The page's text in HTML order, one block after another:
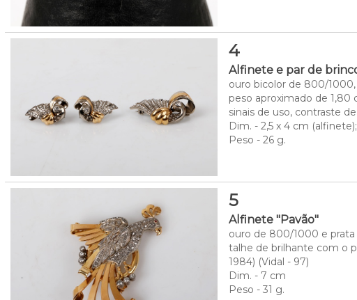
4
Alfinete e par de
ouro bicolor de 800/
peso aproximado de
sinais de uso, contraste
Dim. - 2,5 x 4 cm
Peso - 26 g.
5
Alfinete "Pavão"
ouro de 800/1000 e
talhe de brilhante com o
1984) (Vidal - 97)
Dim. - 7 cm
Peso - 31 g.